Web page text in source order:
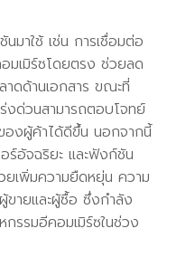
มาใช้ เช่น การเชื่อมต่อ
มเมิร์ซโดยตรง ช่วยลด
ดด้านเอกสาร ขณะที่
งด่วนสามารถตอบโจทย์
องผู้ค้าได้ดีขึ้น นอกจากนี้
ร์อัจฉริยะ และฟังก์ชัน
ยเพิ่มความยืดหยุ่น ความ
ขายและผู้ซื้อ ซึ่งกำลัง
กรรมอีคอมเมิร์ซในช่วง